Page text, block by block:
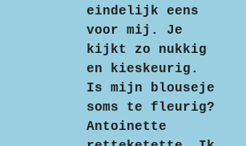
eindelijk eens
voor mij. Je
kijkt zo nukkig
en kieskeurig.
Is mijn blouseje
soms te fleurig?
Antoinette